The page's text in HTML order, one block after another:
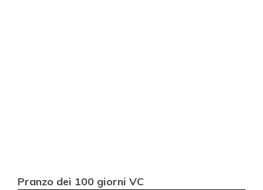
Pranzo dei 100 giorni VC